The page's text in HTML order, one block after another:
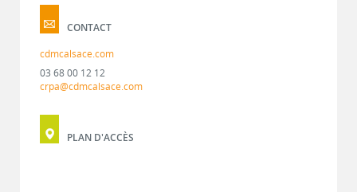
CONTACT
cdmcalsace.com
03 68 00 12 12
crpa@cdmcalsace.com
PLAN D'ACCÈS